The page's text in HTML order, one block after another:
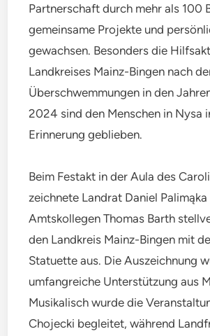
Partnerschaft durch mehr als 100
gemeinsame Projekte und
gewachsen. Besonders die
Landkreises Mainz-Bingen nach
Überschwemmungen in den
2024 sind den Menschen in Nysa
Erinnerung geblieben.
Beim Festakt in der Aula des
zeichnete Landrat Daniel Palimąka
Amtskollegen Thomas Barth
den Landkreis Mainz-Bingen mit
Statuette aus. Die Auszeichnung
umfangreiche Unterstützung aus
Musikalisch wurde die
Chojecki begleitet, während